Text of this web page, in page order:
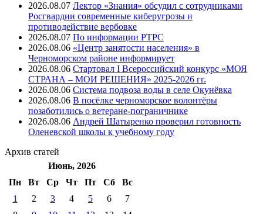
2026.08.07 Лектор «Знания» обсудил с сотрудниками
Росгвардии современные киберугрозы и
противодействие вербовке
2026.08.07 ⁠По информации РТРС
2026.08.06 «Центр занятости населения» в
Черноморском районе информирует
2026.08.06 Стартовал I Всероссийский конкурс «МОЯ
СТРАНА – МОИ РЕШЕНИЯ» 2025-2026 гг.
2026.08.06 Система подвоза воды в селе Окунёвка
2026.08.06 В посёлке черноморское волонтёры
позаботились о ветеране-пограничнике
2026.08.06 Андрей Шатыренко проверил готовность
Оленевской школы к учебному году
Архив статей
Июнь, 2026
Пн
Вт Ср Чт Пт Cб
Вс
1
2 3 4 5 6
7